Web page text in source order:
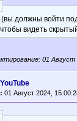
должны войти
видеть
01
01 Август 2024,